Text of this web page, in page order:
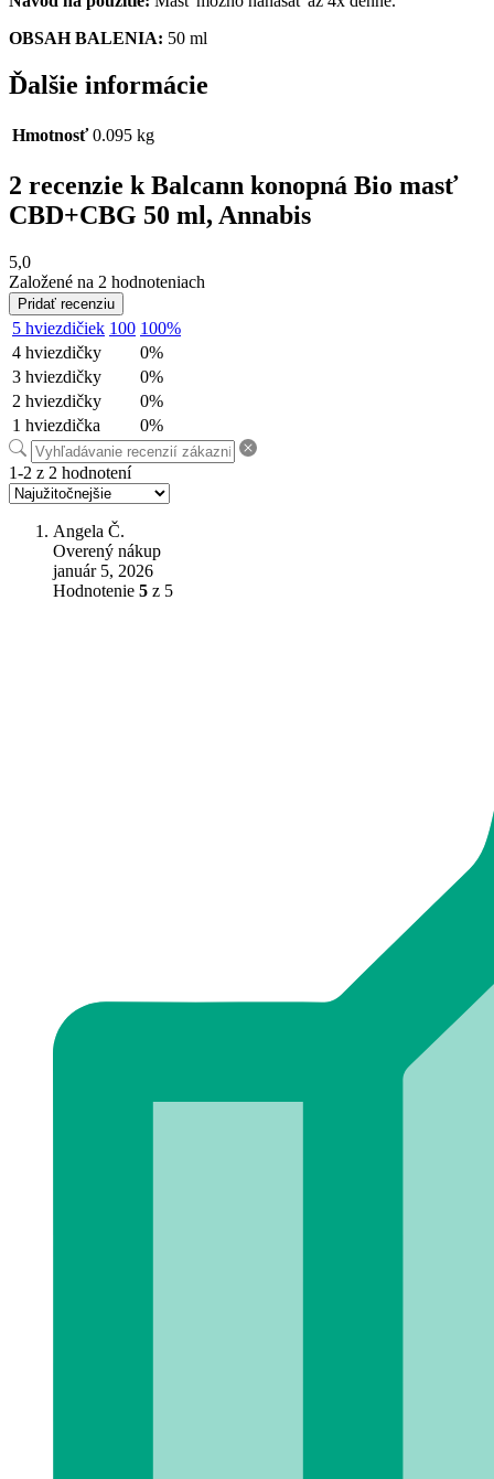
OBSAH BALENIA: 50 ml
Ďalšie informácie
Hmotnosť 0.095 kg
2 recenzie k Balcann konopná Bio masť
CBD+CBG 50 ml, Annabis
5,0
Založené na 2 hodnoteniach
Pridať recenziu
5 hviezdičiek 100 100%
4 hviezdičky
0%
3 hviezdičky
0%
2 hviezdičky
0%
1 hviezdička
0%
1-2 z 2 hodnotení
Angela Č.
Overený nákup
január 5, 2026
Hodnotenie 5 z 5